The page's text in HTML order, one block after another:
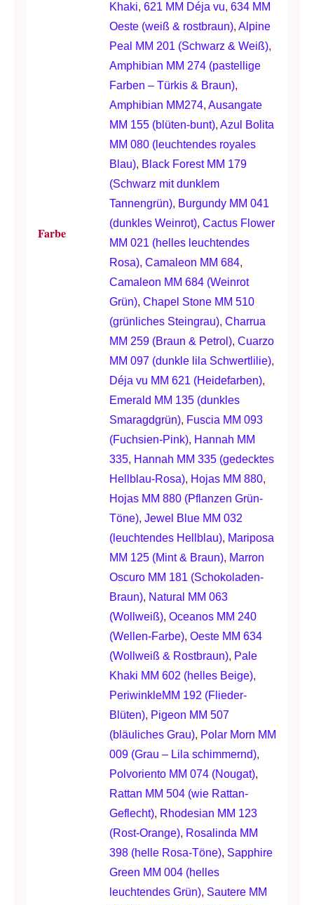
Farbe
Khaki, 621 MM Déja vu, 634 MM
Oeste (weiß & rostbraun), Alpine
Peal MM 201 (Schwarz & Weiß),
Amphibian MM 274 (pastellige
Farben – Türkis & Braun),
Amphibian MM274, Ausangate
MM 155 (blüten-bunt), Azul Bolita
MM 080 (leuchtendes royales
Blau), Black Forest MM 179
(Schwarz mit dunklem
Tannengrün), Burgundy MM 041
(dunkles Weinrot), Cactus Flower
MM 021 (helles leuchtendes
Rosa), Camaleon MM 684,
Camaleon MM 684 (Weinrot
Grün), Chapel Stone MM 510
(grünliches Steingrau), Charrua
MM 259 (Braun & Petrol), Cuarzo
MM 097 (dunkle lila Schwertlilie),
Déja vu MM 621 (Heidefarben),
Emerald MM 135 (dunkles
Smaragdgrün), Fuscia MM 093
(Fuchsien-Pink), Hannah MM
335, Hannah MM 335 (gedecktes
Hellblau-Rosa), Hojas MM 880,
Hojas MM 880 (Pflanzen Grün-
Töne), Jewel Blue MM 032
(leuchtendes Hellblau), Mariposa
MM 125 (Mint & Braun), Marron
Oscuro MM 181 (Schokoladen-
Braun), Natural MM 063
(Wollweiß), Oceanos MM 240
(Wellen-Farbe), Oeste MM 634
(Wollweiß & Rostbraun), Pale
Khaki MM 602 (helles Beige),
PeriwinkleMM 192 (Flieder-
Blüten), Pigeon MM 507
(bläuliches Grau), Polar Morn MM
009 (Grau – Lila schimmernd),
Polvoriento MM 074 (Nougat),
Rattan MM 504 (wie Rattan-
Geflecht), Rhodesian MM 123
(Rost-Orange), Rosalinda MM
398 (helle Rosa-Töne), Sapphire
Green MM 004 (helles
leuchtendes Grün), Sautere MM